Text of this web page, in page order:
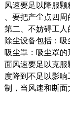
风速要足以降服
、要把产尘点四
第二、不妨碍工人
除尘设备包括：
吸尘罩：吸尘罩
面风速要足以克
度降到不足以影
制，当风速和断